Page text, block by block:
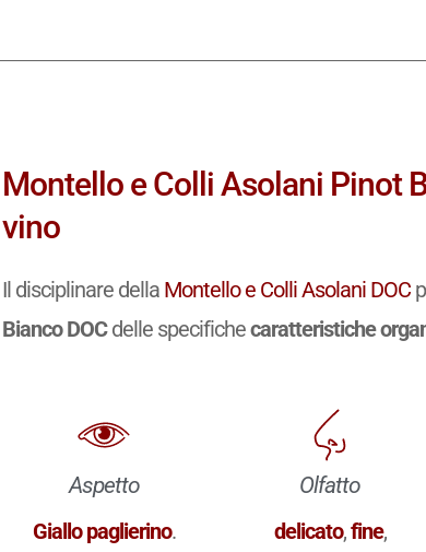
Montello e Colli Asolani Pinot
vino
Il disciplinare della Montello e Colli Asolani DOC
Bianco DOCdelle specifichecaratteristiche
Aspetto
Giallo paglierino.
Olfatto
delicato,fine,